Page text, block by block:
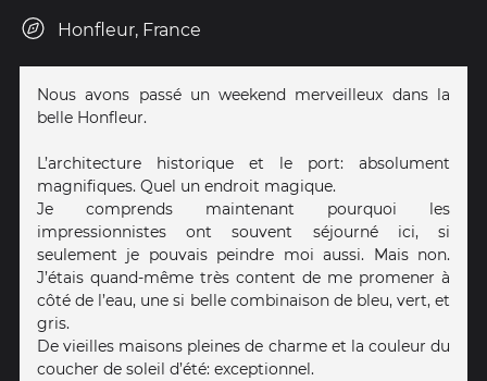
Honfleur, France
Nous avons passé un weekend merveilleux dans la
belle Honfleur.
L’architecture historique et le port: absolument
magnifiques. Quel un endroit magique.
Je comprends maintenant pourquoi les
impressionnistes ont souvent séjourné ici, si
seulement je pouvais peindre moi aussi. Mais non.
J’étais quand-même très content de me promener à
côté de l’eau, une si belle combinaison de bleu, vert, et
gris.
De vieilles maisons pleines de charme et la couleur du
coucher de soleil d’été: exceptionnel.